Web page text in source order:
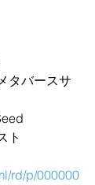
タバースサ
ト
rd/p/000000